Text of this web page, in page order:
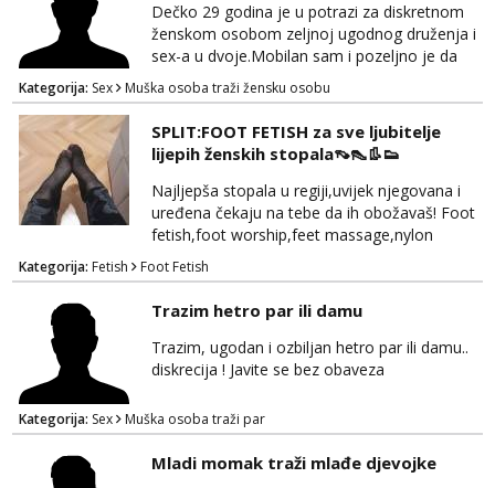
Dečko 29 godina je u potrazi za diskretnom
ženskom osobom zeljnoj ugodnog druženja i
sex-a u dvoje.Mobilan sam i pozeljno je da
bude iz Bjelovarske zupanije ili okolice! Ako se
pronalazis u oglasu javi se za brz i diskretan
dogovor na whapp/viber/sms! 099 746 2081
Kategorija: Sex Muška osoba traži žensku osobu
SPLIT:FOOT FETISH za sve ljubitelje
lijepih ženskih stopala👡👠👢👟
Najljepša stopala u regiji,uvijek njegovana i
uređena čekaju na tebe da ih obožavaš! Foot
fetish,foot worship,feet massage,nylon
fetish,trampling... Ponedjeljak-subota:15-
20.30h. Samo za istinske obožavatelje ovog
fetisha,isključivo POZIV. Sex i sl.ISKLJUČENO!
Kategorija: Fetish Foot Fetish
Trazim hetro par ili damu
Trazim, ugodan i ozbiljan hetro par ili damu..
diskrecija ! Javite se bez obaveza
Kategorija: Sex Muška osoba traži par
Mladi momak traži mlađe djevojke